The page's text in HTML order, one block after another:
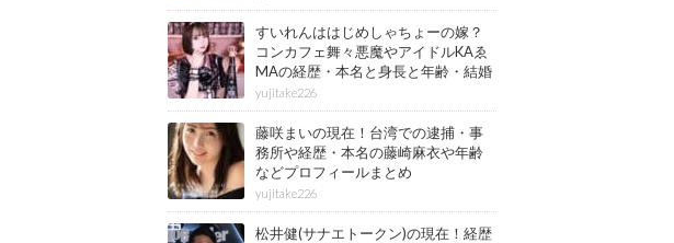
すいれんははじめしゃちょーの嫁？
コンカフェ舞々悪魔やアイドルKAゑ
MAの経歴・本名と身長と年齢・結婚
情報もまとめ
yujitake226
藤咲まいの現在！台湾での逮捕・事
務所や経歴・本名の藤崎麻衣や年齢
などプロフィールまとめ
yujitake226
松井健(サナエトークン)の現在！経歴